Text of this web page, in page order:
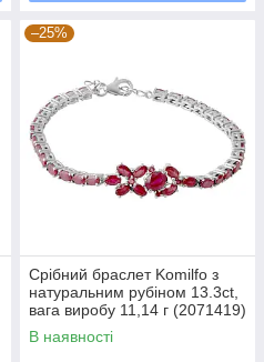
–25%
Срібний браслет Komilfo з
натуральним рубіном 13.3ct,
вага виробу 11,14 г (2071419)
1720 розмір
В наявності